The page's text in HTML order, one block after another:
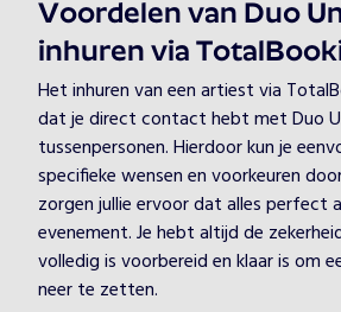
Voordelen van Duo
inhuren via
Het inhuren van een artiest via
dat je direct contact hebt met Duo
tussenpersonen. Hierdoor kun je
specifieke wensen en voorkeuren
zorgen jullie ervoor dat alles perfect
evenement. Je hebt altijd de
volledig is voorbereid en klaar is om
neer te zetten.